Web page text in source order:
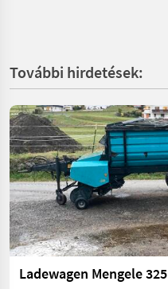
További hirdetések:
Ladewagen Mengele 325